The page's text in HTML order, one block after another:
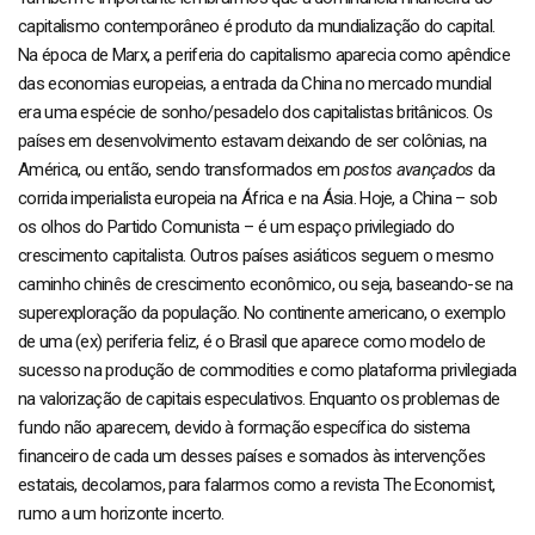
capitalismo contemporâneo é produto da mundialização do capital.
Na época de Marx, a periferia do capitalismo aparecia como apêndice
das economias europeias, a entrada da China no mercado mundial
era uma espécie de sonho/pesadelo dos capitalistas britânicos. Os
países em desenvolvimento estavam deixando de ser colônias, na
América, ou então, sendo transformados em postos avançados da
corrida imperialista europeia na África e na Ásia. Hoje, a China – sob
os olhos do Partido Comunista – é um espaço privilegiado do
crescimento capitalista. Outros países asiáticos seguem o mesmo
caminho chinês de crescimento econômico, ou seja, baseando-se na
superexploração da população. No continente americano, o exemplo
de uma (ex) periferia feliz, é o Brasil que aparece como modelo de
sucesso na produção de commodities e como plataforma privilegiada
na valorização de capitais especulativos. Enquanto os problemas de
fundo não aparecem, devido à formação específica do sistema
financeiro de cada um desses países e somados às intervenções
estatais, decolamos, para falarmos como a revista The Economist,
rumo a um horizonte incerto.